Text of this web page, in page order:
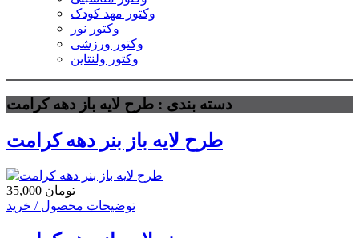
وکتور مهد کودک
وکتور نور
وکتور ورزشی
وکتور ولنتاین
دسته بندی : طرح لایه باز دهه کرامت
طرح لایه باز بنر دهه کرامت
35,000 تومان
توضیحات محصول / خرید